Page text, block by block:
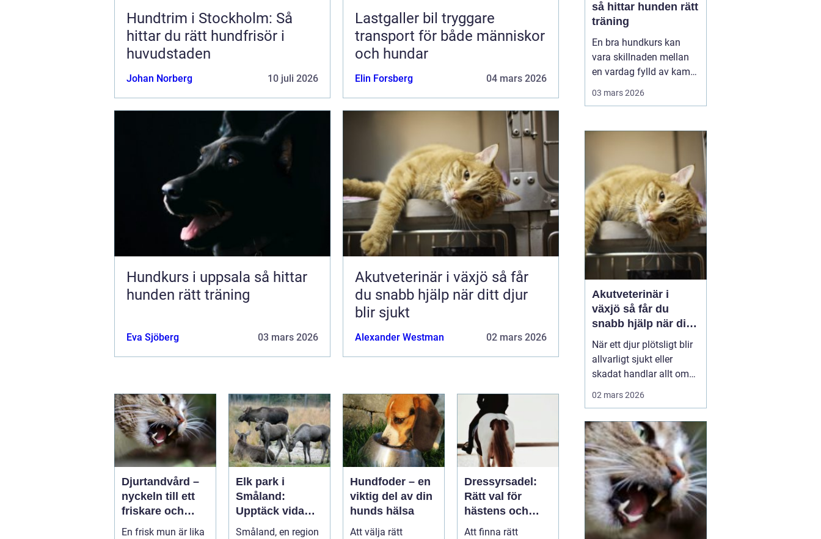
Hundtrim i Stockholm: Så
hittar du rätt hundfrisör i
huvudstaden
Johan Norberg 10 juli 2026
Lastgaller bil tryggare
transport för både människor
och hundar
Elin Forsberg 04 mars 2026
Hundkurs i uppsala så hittar
hunden rätt träning
Eva Sjöberg 03 mars 2026
Akutveterinär i växjö så får
du snabb hjälp när ditt djur
blir sjukt
Alexander Westman 02 mars 2026
Djurtandvård –
nyckeln till ett
friskare och
längre liv för
En frisk mun är lika
Elk park i
Småland:
Upptäck vida
landskap och
Småland, en region
Hundfoder – en
viktig del av din
hunds hälsa
Att välja rätt
Dressyrsadel:
Rätt val för
hästens och
ryttarens
Att finna rätt
så hittar hunden rätt
träning
En bra hundkurs kan
vara skillnaden mellan
en vardag fylld av kamp
För många hundägare i
lära några kommandon,
utan om att byg...
03 mars 2026
Akutveterinär i
växjö så får du
snabb hjälp när ditt
djur blir sjukt
När ett djur plötsligt blir
allvarligt sjukt eller
skadat handlar allt om
gången en olycka
händer: Vem ska
kontaktas? Vad är
verkligen akut? Hur kan
man hjälpa sitt djur på
vägen in till kliniken? I
Väx...
02 mars 2026